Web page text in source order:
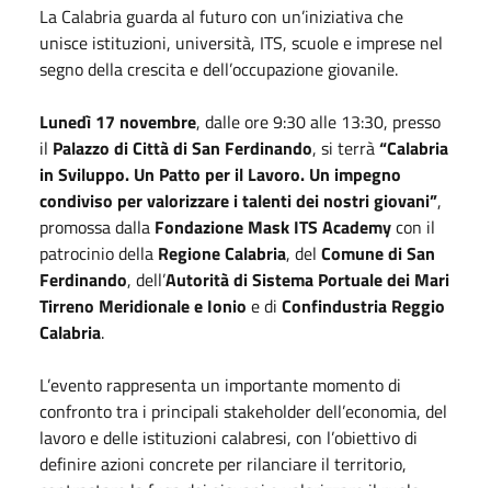
La Calabria guarda al futuro con un’iniziativa che
unisce istituzioni, università, ITS, scuole e imprese nel
segno della crescita e dell’occupazione giovanile.
Lunedì 17 novembre, dalle ore 9:30 alle 13:30, presso
il Palazzo di Città di San Ferdinando, si terrà“Calabria
in Sviluppo. Un Patto per il Lavoro. Un impegno
condiviso per valorizzare i talenti dei nostri giovani”,
promossa dalla Fondazione Mask ITS Academycon il
patrocinio della Regione Calabria, del Comune di San
Ferdinando, dell’Autorità di Sistema Portuale dei Mari
Tirreno Meridionale e Ionio e di Confindustria Reggio
Calabria.
L’evento rappresenta un importante momento di
confronto tra i principali stakeholder dell’economia, del
lavoro e delle istituzioni calabresi, con l’obiettivo di
definire azioni concrete per rilanciare il territorio,